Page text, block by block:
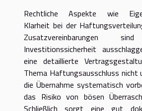
Rechtliche Aspekte wie
Klarheit bei der
Zusatzvereinbarungen
Investitionssicherheit
eine detaillierte
Thema Haftungsausschluss nicht
die Übernahme systematisch
das Risiko von bösen
Schließlich sorgt eine gut